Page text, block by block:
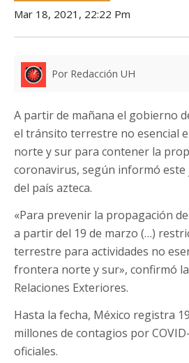
Mar 18, 2021, 22:22 Pm
Por Redacción UH
A partir de mañana el gobierno
el tránsito terrestre no esencial
norte y sur para contener la
coronavirus, según informó este
del país azteca.
«Para prevenir la propagación
a partir del 19 de marzo (…)
terrestre para actividades no
frontera norte y sur», confirmó
Relaciones Exteriores.
Hasta la fecha, México registra
millones de contagios por
oficiales.